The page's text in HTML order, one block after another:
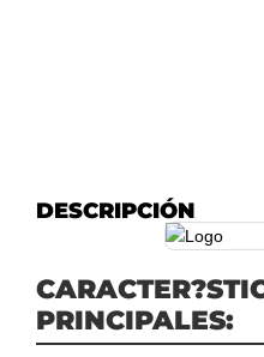
DESCRIPCIÓN
PRINCIPALES: